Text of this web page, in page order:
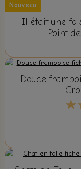
Nouveau
Il était une
Point
Douce